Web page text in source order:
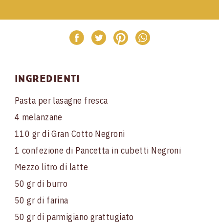
Ingredienti
Pasta per lasagne fresca
4 melanzane
110 gr di Gran Cotto Negroni
1 confezione di Pancetta in cubetti Negroni
Mezzo litro di latte
50 gr di burro
50 gr di farina
50 gr di parmigiano grattugiato